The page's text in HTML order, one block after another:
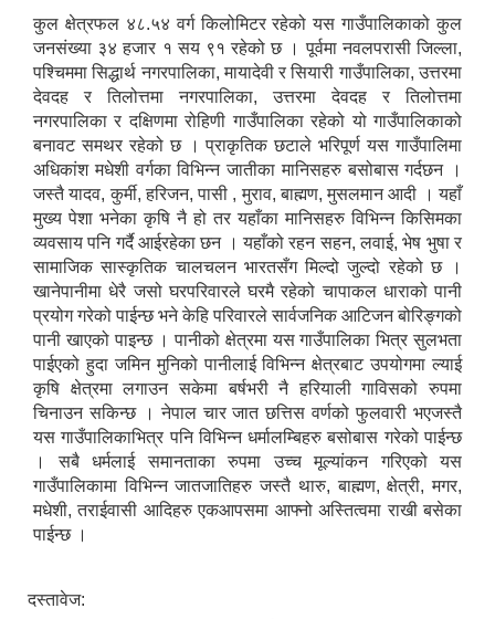
कुल क्षेत्रफल ४८.५४ वर्ग किलोमिटर रहेको यस गाउँपालिकाको कुल
जनसंख्या ३४ हजार १ सय ९१ रहेको छ । पूर्वमा नवलपरासी जिल्ला,
पश्चिममा सिद्धार्थ नगरपालिका, मायादेवी र सियारी गाउँपालिका, उत्तरमा
देवदह र तिलोत्तमा नगरपालिका, उत्तरमा देवदह र तिलोत्तमा
नगरपालिका र दक्षिणमा रोहिणी गाउँपालिका रहेको यो गाउँपालिकाको
बनावट समथर रहेको छ । प्राकृतिक छटाले भरिपूर्ण यस गाउँपालिमा
अधिकांश मधेशी वर्गका विभिन्न जातीका मानिसहरु बसोबास गर्दछन ।
जस्तै यादव, कुर्मी, हरिजन, पासी , मुराव, बाह्मण, मुसलमान आदी । यहाँ
मुख्य पेशा भनेका कृषि नै हो तर यहाँका मानिसहरु विभिन्न किसिमका
व्यवसाय पनि गर्दै आईरहेका छन । यहाँको रहन सहन, लवाई, भेष भुषा र
सामाजिक सास्कृतिक चालचलन भारतसँग मिल्दो जुल्दो रहेको छ ।
खानेपानीमा धेरै जसो घरपरिवारले घरमै रहेको चापाकल धाराको पानी
प्रयोग गरेको पाईन्छ भने केहि परिवारले सार्वजनिक आटिजन बोरिङ्गको
पानी खाएको पाइन्छ । पानीको क्षेत्रमा यस गाउँपालिका भित्र सुलभता
पाईएको हुदा जमिन मुनिको पानीलाई विभिन्न क्षेत्रबाट उपयोगमा ल्याई
कृषि क्षेत्रमा लगाउन सकेमा बर्षभरी नै हरियाली गाविसको रुपमा
चिनाउन सकिन्छ । नेपाल चार जात छत्तिस वर्णको फुलवारी भएजस्तै
यस गाउँपालिकाभित्र पनि विभिन्न धर्मालम्बिहरु बसोबास गरेको पाईन्छ
। सबै धर्मलाई समानताका रुपमा उच्च मूल्यांकन गरिएको यस
गाउँपालिकामा विभिन्न जातजातिहरु जस्तै थारु, बाह्मण, क्षेत्री, मगर,
मधेशी, तराईवासी आदिहरु एकआपसमा आफ्नो अस्तित्वमा राखी बसेका
पाईन्छ ।
दस्तावेज: